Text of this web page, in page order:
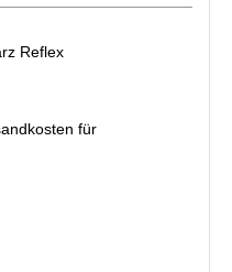
Reflex
für